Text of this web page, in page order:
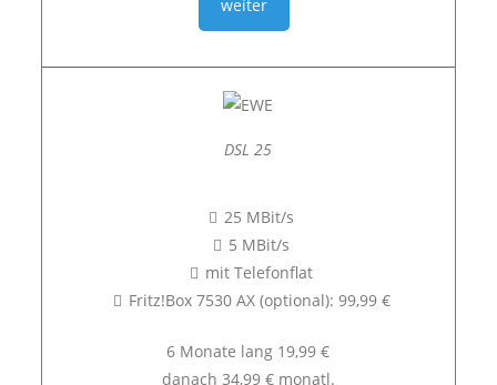
weiter
DSL 25
25 MBit/s
5 MBit/s
mit Telefonflat
Fritz!Box 7530 AX (optional): 99,99 €
6 Monate lang 19,99 €
danach 34,99 € monatl.